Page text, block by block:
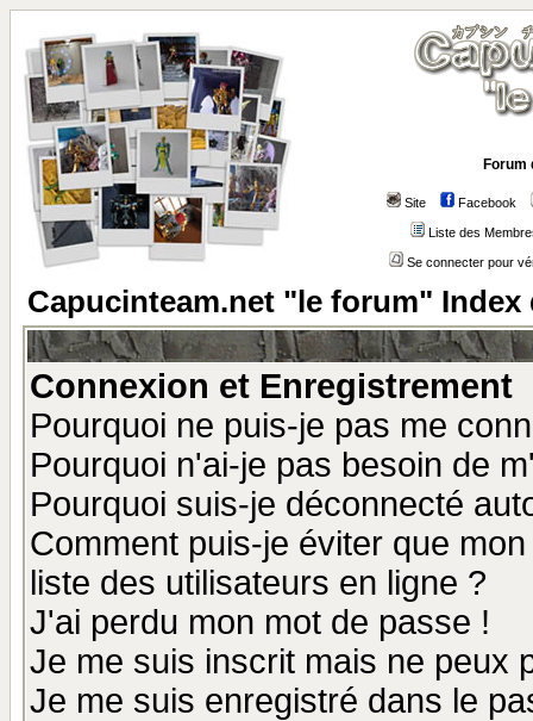
Forum
Site Facebook
Liste des
Se connecter pour
Capucinteam.net "le forum" Index
Connexion et Enregistrement
Pourquoi ne puis-je pas me
Pourquoi n'ai-je pas besoin de
Pourquoi suis-je déconnecté
Comment puis-je éviter que
liste des utilisateurs en ligne ?
J'ai perdu mon mot de passe !
Je me suis inscrit mais ne peux
Je me suis enregistré dans le